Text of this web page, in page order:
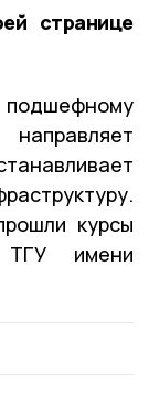
странице
курсы
ТГУ имени